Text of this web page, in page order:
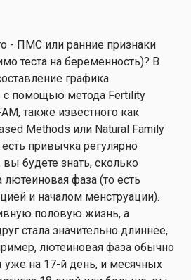
- ПМС или ранние признаки
теста на беременность)? В
графика
с помощью метода Fertility
также известного как
Methods или Natural Family
привычка регулярно
вы будете знать, сколько
фаза (то есть
и началом менструации).
половую жизнь, а
стала значительно длиннее,
лютеиновая фаза обычно
уже на 17-й день, и месячных